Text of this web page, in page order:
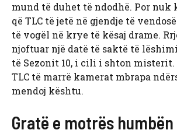
mund të duhet të ndodhë. Por nuk
që TLC të jetë në gjendje të
të vogël në krye të kësaj drame.
njoftuar një datë të saktë të
të Sezonit 10, i cili i shton misterit.
TLC të marrë kamerat mbrapa
mendoj kështu.
Gratë e motrës